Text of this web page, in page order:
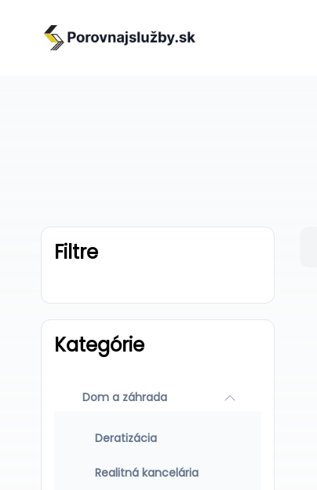
Filtre
Kategórie
Dom a záhrada
Deratizácia
Realitná kancelária